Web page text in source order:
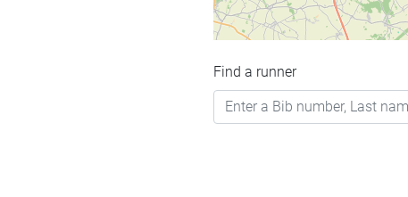
Find a runner